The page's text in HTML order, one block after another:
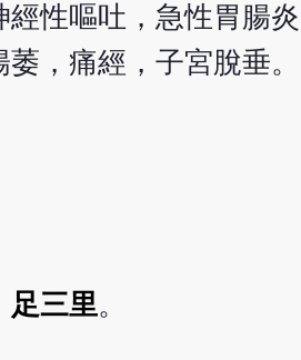
性嘔吐，急性胃腸
，痛經，子宮脫垂。
足三里。